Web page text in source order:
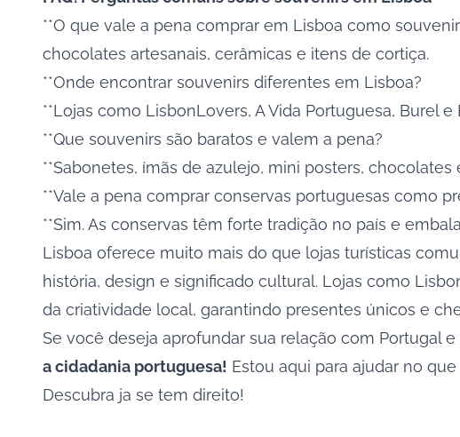
**O que vale a pena comprar em Lisboa como
chocolates artesanais, cerâmicas e itens de cortiça.
**Onde encontrar souvenirs diferentes em Lisboa?
**Lojas como LisbonLovers, A Vida Portuguesa, Burel
**Que souvenirs são baratos e valem a pena?
**Sabonetes, ímãs de azulejo, mini posters,
**Vale a pena comprar conservas portuguesas como
**Sim. As conservas têm forte tradição no país e
Lisboa oferece muito mais do que lojas turísticas
história, design e significado cultural. Lojas como
da criatividade local, garantindo presentes únicos e
Se você deseja aprofundar sua relação com Portugal
a cidadania portuguesa! Estou aqui para ajudar no que
Descubra ja se tem direito!